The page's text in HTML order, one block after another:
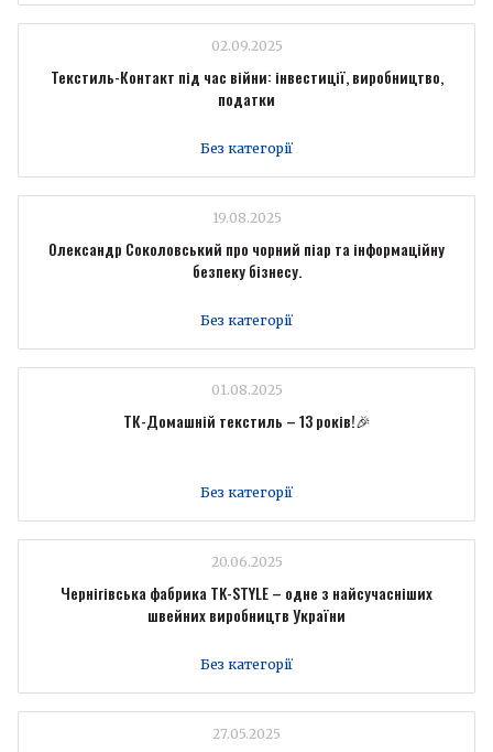
02.09.2025
Текстиль-Контакт під час війни: інвестиції, виробництво,
податки
Без категорії
19.08.2025
Олександр Соколовський про чорний піар та інформаційну
безпеку бізнесу.
Без категорії
01.08.2025
ТК-Домашній текстиль – 13 років!🎉
Без категорії
20.06.2025
Чернігівська фабрика TK-STYLE – одне з найсучасніших
швейних виробництв України
Без категорії
27.05.2025